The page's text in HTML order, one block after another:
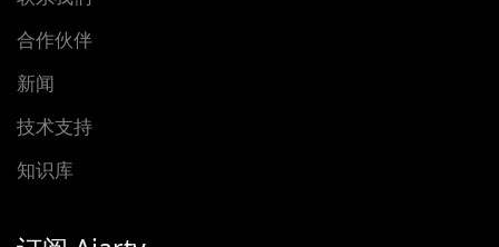
合作伙伴
新闻
技术支持
知识库